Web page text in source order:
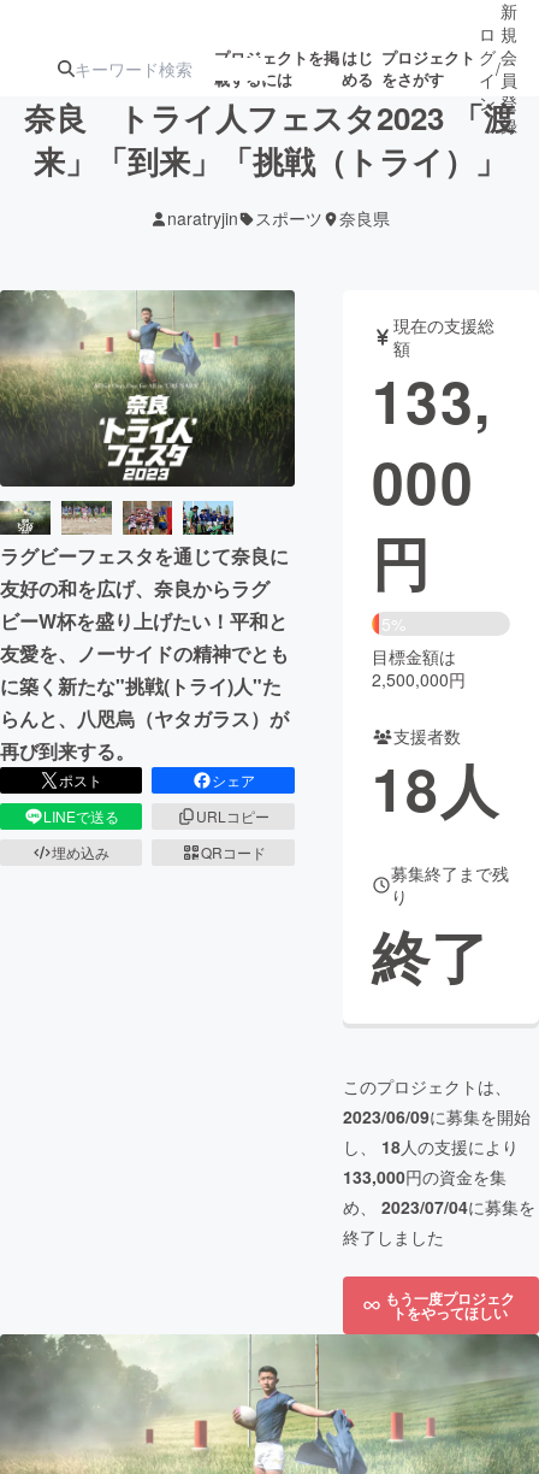
プロジェクトを掲
載するには
はじ
める
プロジェクト
をさがす
ジェクト
募集終了が近いプ
ロジェクト
アート・写真 音楽
テクノロジー・ガジェット ゲーム・サ
映像・映画
ビジネス・起業
まちづくり・地域活性化
CAMPFIRE for Social Good
CAMPFIRE Creation
CAMPFIREふるさと納税machi-ya コミュニティ
ロ
グ
イ
ン
/
新
規
会
員
登
録
奈良 トライ人フェスタ2023 「渡
来」「到来」「挑戦（トライ）」
naratryjin スポーツ 奈良県
ラグビーフェスタを通じて奈良に
友好の和を広げ、奈良からラグ
ビーW杯を盛り上げたい！平和と
友愛を、ノーサイドの精神でとも
に築く新たな"挑戦(トライ)人"た
らんと、八咫烏（ヤタガラス）が
再び到来する。
ポスト
シェア
LINEで送る
URLコピー
埋め込み
QRコード
現在の支援総
額
133,
000
円
5%
目標金額は
2,500,000円
支援者数
18人
募集終了まで残
り
終了
このプロジェクトは、
2023/06/09に募集を開始
し、 18人の支援により
133,000円の資金を集
め、 2023/07/04に募集を
終了しました
もう一度プロジェク
トをやってほしい